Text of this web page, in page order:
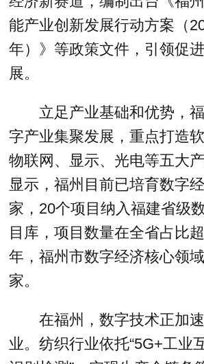
能产业创新发展行动方案（
年）》等政策文件，引领促
展。
立足产业基础和优势，福
字产业集聚发展，重点打造软
物联网、显示、光电等五大
显示，福州目前已培育数字
家，20个项目纳入福建省级
目库，项目数量在全省占比
年，福州市数字经济核心领
家。
在福州，数字技术正加速
业。纺织行业依托“5G+工业